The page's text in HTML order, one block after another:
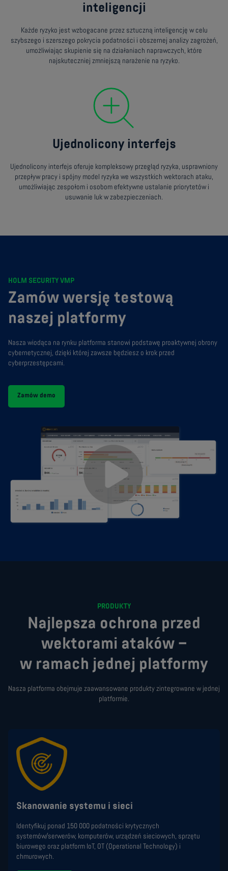
inteligencji
Każde ryzyko jest wzbogacane przez sztuczną inteligencję w celu
szybszego i szerszego pokrycia podatności i obszernej analizy zagrożeń,
umożliwiając skupienie się na działaniach naprawczych, które
najskuteczniej zmniejszą narażenie na ryzyko.
Ujednolicony interfejs
Ujednolicony interfejs oferuje kompleksowy przegląd ryzyka, usprawniony
przepływ pracy i spójny model ryzyka we wszystkich wektorach ataku,
umożliwiając zespołom i osobom efektywne ustalanie priorytetów i
usuwanie luk w zabezpieczeniach.
HOLM SECURITY VMP
Zamów wersję testową
naszej platformy
Nasza wiodąca na rynku platforma stanowi podstawę proaktywnej obrony
cybernetycznej, dzięki której zawsze będziesz o krok przed
cyberprzestępcami.
Zamów demo
PRODUKTY
Najlepsza ochrona przed
wektorami ataków –
w ramach jednej platformy
Nasza platforma obejmuje zaawansowane produkty zintegrowane w jednej
platformie.
Skanowanie systemu i sieci
Identyfikuj ponad 150 000 podatności krytycznych
systemów/serwerów, komputerów, urządzeń sieciowych, sprzętu
biurowego oraz platform IoT, OT (Operational Technology) i
chmurowych.